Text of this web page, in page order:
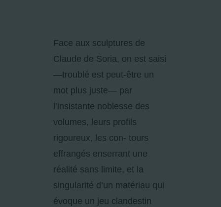
Face aux sculptures de
Claude de Soria, on est saisi
—troublé est peut-être un
mot plus juste— par
l’insistante noblesse des
volumes, leurs profils
rigoureux, les con- tours
effrangés enserrant une
réalité sans limite, et la
singularité d’un matériau qui
évoque un jeu clandestin